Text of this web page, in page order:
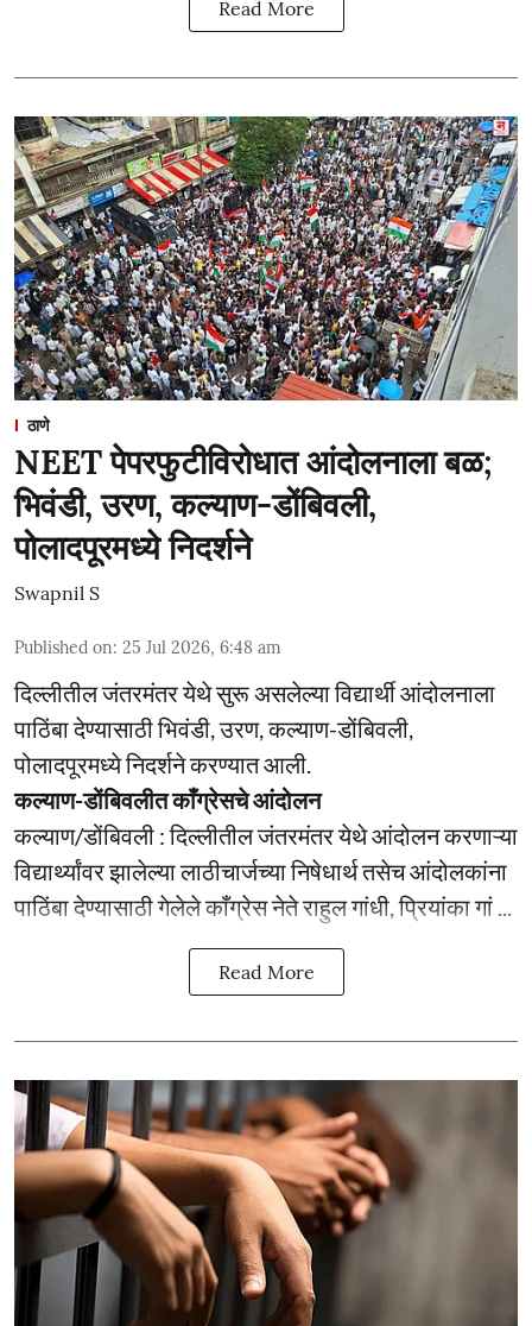
Read More
ठाणे
NEET पेपरफुटीविरोधात आंदोलनाला बळ;
भिवंडी, उरण, कल्याण-डोंबिवली,
पोलादपूरमध्ये निदर्शने
Swapnil S
Published on: 25 Jul 2026, 6:48 am
दिल्लीतील जंतरमंतर येथे सुरू असलेल्या विद्यार्थी आंदोलनाला
पाठिंबा देण्यासाठी भिवंडी, उरण, कल्याण-डोंबिवली,
पोलादपूरमध्ये निदर्शने करण्यात आली.
कल्याण-डोंबिवलीत काँग्रेसचे आंदोलन
कल्याण/डोंबिवली : दिल्लीतील जंतरमंतर येथे आंदोलन करणाऱ्या
विद्यार्थ्यांवर झालेल्या लाठीचार्जच्या निषेधार्थ तसेच आंदोलकांना
पाठिंबा देण्यासाठी गेलेले काँग्रेस नेते राहुल गांधी, प्रियांका गां ...
Read More